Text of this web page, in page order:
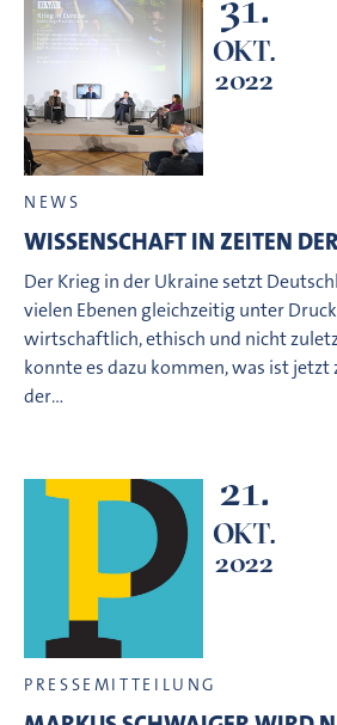
OKT.
2022
NEWS
WISSENSCHAFT IN ZEITEN
Der Krieg in der Ukraine setzt
vielen Ebenen gleichzeitig unter
wirtschaftlich, ethisch und nicht
konnte es dazu kommen, was ist jetzt
der…
21.
OKT.
2022
PRESSEMITTEILUNG